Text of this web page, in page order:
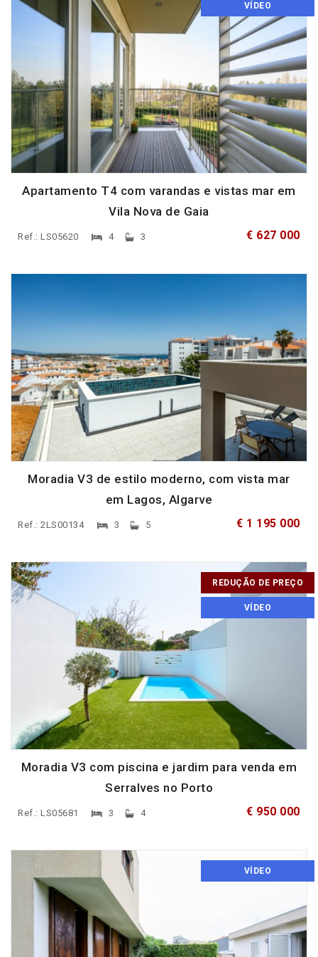
VÍDEO
Apartamento T4 com varandas e vistas mar em
Vila Nova de Gaia
Ref.: LS05620 4 3 € 627 000
Moradia V3 de estilo moderno, com vista mar
em Lagos, Algarve
Ref.: 2LS00134 3 5 € 1 195 000
REDUÇÃO DE PREÇO
VÍDEO
Moradia V3 com piscina e jardim para venda em
Serralves no Porto
Ref.: LS05681 3 4 € 950 000
VÍDEO